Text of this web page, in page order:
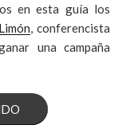
en esta guía los
, conferencista
una campaña
«LO